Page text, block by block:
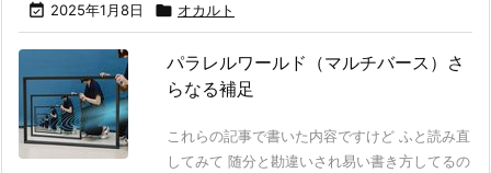
 2025年1月8日  オカルト
パラレルワールド（マルチバース）さ
らなる補足
これらの記事で書いた内容ですけど ふと読み直
してみて 随分と勘違いされ易い書き方してるの